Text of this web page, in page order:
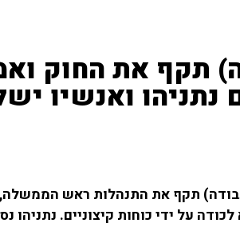
תקף את החוק
ואנשיו
תקף את התנהלות ראש
על ידי כוחות קיצוניים. נתניהו